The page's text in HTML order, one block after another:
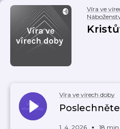
Víra ve
Víra ve vírech doby
1. 4. 2026 18 min